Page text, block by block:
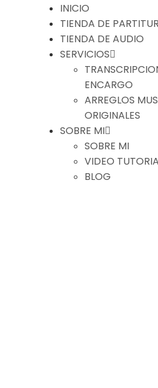
INICIO
TIENDA DE
TIENDA DE AUDIO
SERVICIOS
ENCARGO
ARREGLOS
ORIGINALES
SOBRE MI
SOBRE MI
VIDEO
BLOG